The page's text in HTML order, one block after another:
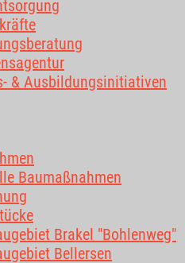
& Ausbildungsinitiativen
Baumaßnahmen
Brakel "Bohlenweg"
Bellersen